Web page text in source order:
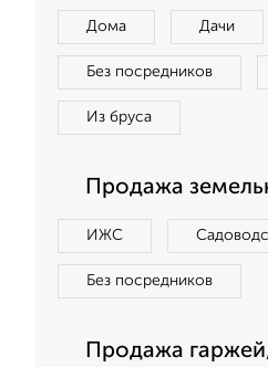
Дома Дачи
Без посредников
Из бруса
Продажа
ИЖС
Без посредников
Продажа